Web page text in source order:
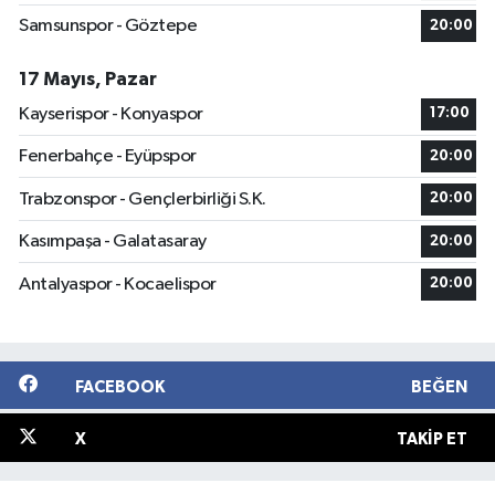
Samsunspor - Göztepe 20:00
17 Mayıs, Pazar
Kayserispor - Konyaspor
17:00
Fenerbahçe - Eyüpspor 20:00
Trabzonspor - Gençlerbirliği S.K. 20:00
Kasımpaşa - Galatasaray 20:00
Antalyaspor - Kocaelispor 20:00
FACEBOOK BEĞEN
X TAKIP ET